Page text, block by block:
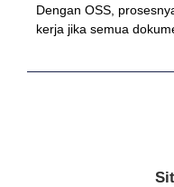
Dengan OSS,
kerja jika semua